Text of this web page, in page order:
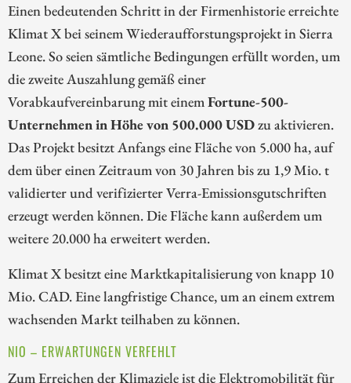
Einen bedeutenden Schritt in der Firmenhistorie erreichte
Klimat X bei seinem Wiederaufforstungsprojekt in Sierra
Leone. So seien sämtliche Bedingungen erfüllt worden, um
die zweite Auszahlung gemäß einer
Vorabkaufvereinbarung mit einemFortune-500-
Unternehmen in Höhe von 500.000 USDzu aktivieren.
Das Projekt besitzt Anfangs eine Fläche von 5.000 ha, auf
dem über einen Zeitraum von 30 Jahren bis zu 1,9 Mio. t
validierter und verifizierter Verra-Emissionsgutschriften
erzeugt werden können. Die Fläche kann außerdem um
weitere 20.000 ha erweitert werden.
Klimat X besitzt eine Marktkapitalisierung von knapp 10
Mio. CAD. Eine langfristige Chance, um an einem extrem
wachsenden Markt teilhaben zu können.
NIO – ERWARTUNGEN VERFEHLT
Zum Erreichen der Klimaziele ist die Elektromobilität für